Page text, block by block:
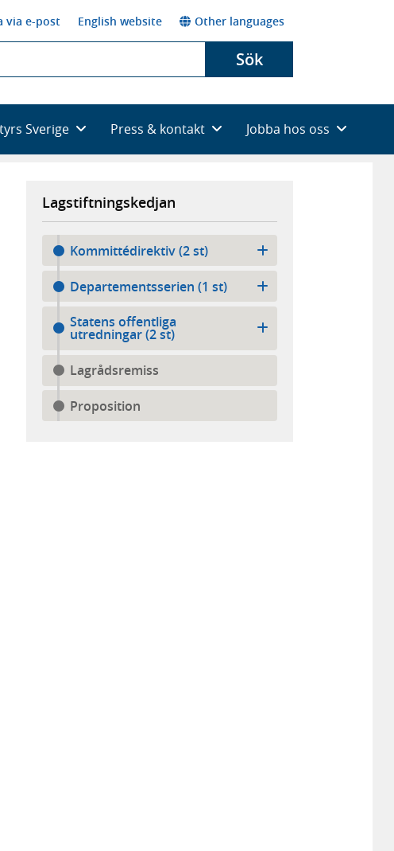
via e-post English website Other languages
Sök
Sverige Press & kontakt Jobba hos oss
Lagstiftningskedjan
Kommittédirektiv (2 st)
Departementsserien (1 st)
Statens offentliga
utredningar (2 st)
Lagrådsremiss
Proposition